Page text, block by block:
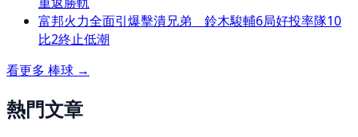
富邦火力全面引爆擊潰兄弟 鈴木駿輔6局好投率隊10
比2終止低潮
看更多 棒球 →
熱門文章